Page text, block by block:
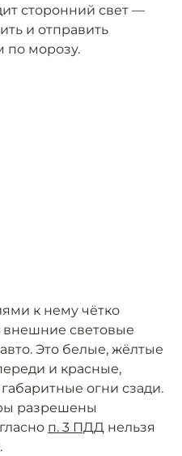
сторонний свет —
и отправить
по морозу.
к нему чётко
внешние световые
Это белые, жёлтые
и красные,
огни сзади.
разрешены
п. 3 ПДД нельзя